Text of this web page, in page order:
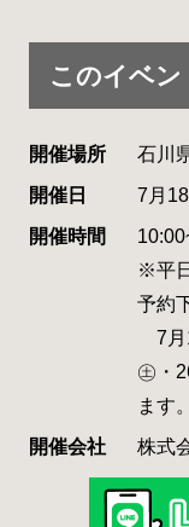
このイベン
開催場所
石川
開催日
7月
開催時間
※平
予約
7月
㊏・
ます。
開催会社
株式